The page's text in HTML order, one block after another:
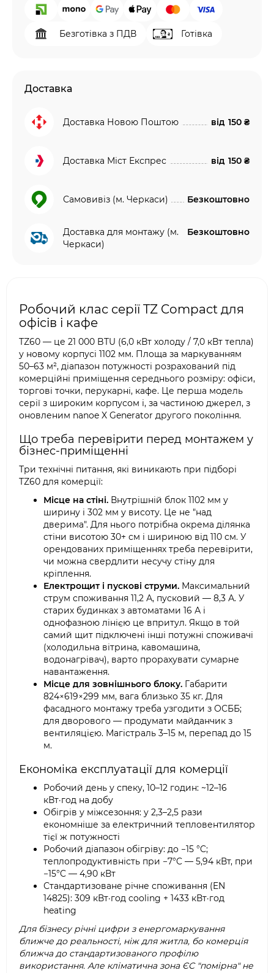
Безготівка з ПДВ Готівка
Доставка
Доставка Новою Поштою від 150 ₴
Доставка Міст Експрес від 150 ₴
Самовивіз (м. Черкаси) Безкоштовно
Доставка для монтажу (м.
Черкаси)
Безкоштовно
Робочий клас серії TZ Compact для
офісів і кафе
TZ60 — це 21 000 BTU (6,0 кВт холоду / 7,0 кВт тепла)
у новому корпусі 1102 мм. Площа за маркуванням
50–63 м², діапазон потужності розрахований під
комерційні приміщення середнього розміру: офіси,
торгові точки, перукарні, кафе. Це перша модель
серії з широким корпусом і, за частиною джерел, з
оновленим nanoe X Generator другого покоління.
Що треба перевірити перед монтажем у
бізнес-приміщенні
Три технічні питання, які виникають при підборі
TZ60 для комерції:
Місце на стіні. Внутрішній блок 1102 мм у
ширину і 302 мм у висоту. Це не "над
дверима". Для нього потрібна окрема ділянка
стіни висотою 30+ см і шириною від 110 см. У
орендованих приміщеннях треба перевірити,
чи можна свердлити несучу стіну для
кріплення.
Електрощит і пускові струми. Максимальний
струм споживання 11,2 А, пусковий — 8,3 А. У
старих будинках з автоматами 16 А і
однофазною лінією це впритул. Якщо в той
самий щит підключені інші потужні споживачі
(холодильна вітрина, кавомашина,
водонагрівач), варто прорахувати сумарне
навантаження.
Місце для зовнішнього блоку. Габарити
824×619×299 мм, вага близько 35 кг. Для
фасадного монтажу треба узгодити з ОСББ;
для дворового — продумати майданчик з
вентиляцією. Магістраль 3–15 м, перепад до 15
м.
Економіка експлуатації для комерції
Робочий день у спеку, 10–12 годин: ~12–16
кВт·год на добу
Обігрів у міжсезоння: у 2,3–2,5 рази
економніше за електричний тепловентилятор
тієї ж потужності
Робочий діапазон обігріву: до −15 °C;
теплопродуктивність при −7°C — 5,94 кВт, при
−15°C — 4,90 кВт
Стандартизоване річне споживання (EN
14825): 309 кВт·год cooling + 1433 кВт·год
heating
Для бізнесу річні цифри з енергомаркування
ближче до реальності, ніж для житла, бо комерція
ближча до стандартизованого профілю
використання. Але кліматична зона ЄС "помірна" не